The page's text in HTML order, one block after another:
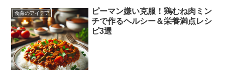
食育のアイデア
ピーマン嫌い克服！鶏むね肉ミン
チで作るヘルシー＆栄養満点レシ
ピ3選